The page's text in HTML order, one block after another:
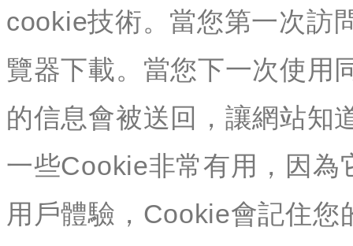
cookie技術。當您第一次訪
覽器下載。當您下一次使用
的信息會被送回，讓網站知
一些Cookie非常有用，因為
用戶體驗，Cookie會記住